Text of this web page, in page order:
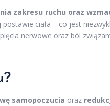
zakresu ruchu oraz
ciała – co jest
nerwowe oraz ból
samopoczucia oraz